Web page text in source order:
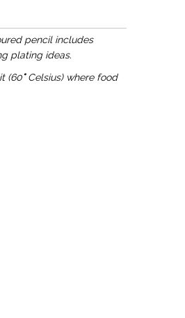
pencil includes
plating ideas.
(60°Celsius) where food